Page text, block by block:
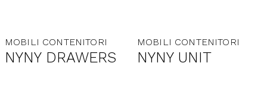
MOBILI CONTENITORI
NYNY DRAWERS
MOBILI CONTENITORI
NYNY UNIT